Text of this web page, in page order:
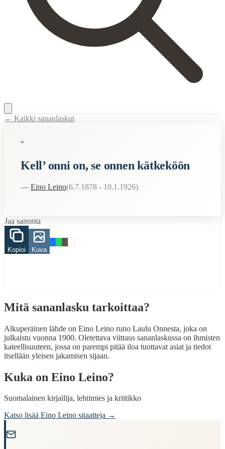
Description:Alkuperäinen lähde on Eino Leino runo Laulu Onnesta,
Semantic Themes
Vanhat
Related Topics
Understanding Finnish cultural wisdom
Finding quotes for speeches or writing
Cultural Context
Origin:Finland
Period:Traditional folk wisdom
← Kaikki sananlaskut
"
Kell’ onni on, se onnen kätkeköön
— Eino Leino(6.7.1878 - 10.1.1926)
Jaa sanonta
Kopioi Kuva
Mitä sananlasku tarkoittaa?
Alkuperäinen lähde on Eino Leino runo Laulu Onnesta, joka on
julkaistu vuonna 1900. Oletettava viittaus sananlaskussa on ihmisten
kateellisuuteen, jossa on parempi pitää iloa tuottavat asiat ja tiedot
itsellään yleisen jakamisen sijaan.
Kuka on Eino Leino?
Suomalainen kirjailija, lehtimies ja kriitikko
Katso lisää Eino Leino sitaatteja →